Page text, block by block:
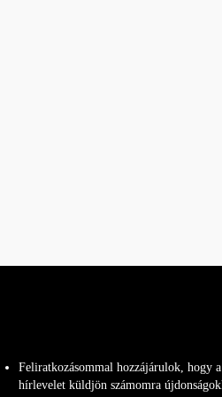
Feliratkozásommal hozzájárulok, hogy
hírlevelet küldjön számomra